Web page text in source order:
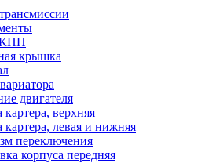
КПП
крышка
двигателя
верхняя
левая и нижняя
переключения
корпуса передняя